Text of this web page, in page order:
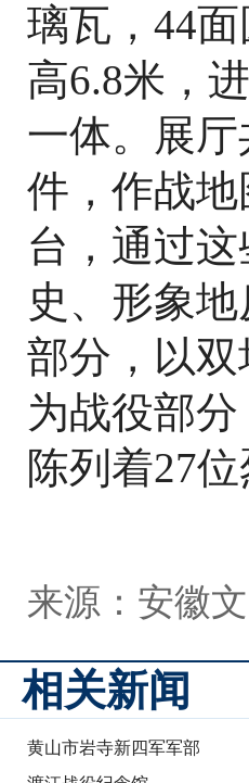
璃瓦，44
高6.8米，
一体。展
件，作战
台，通过
史、形象
部分，以
为战役部
陈列着27
来源：安徽
相关新闻
黄山市岩寺新四军军部